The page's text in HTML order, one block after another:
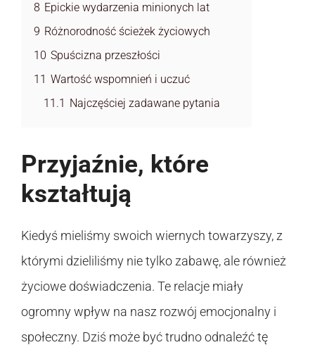
8 Epickie wydarzenia minionych lat
9 Różnorodność ścieżek życiowych
10 Spuścizna przeszłości
11 Wartość wspomnień i uczuć
11.1
Najczęściej zadawane pytania
Przyjaźnie, które
kształtują
Kiedyś mieliśmy swoich wiernych towarzyszy, z
którymi dzieliliśmy nie tylko zabawę, ale również
życiowe doświadczenia. Te relacje miały
ogromny wpływ na nasz rozwój emocjonalny i
społeczny. Dziś może być trudno odnaleźć tę